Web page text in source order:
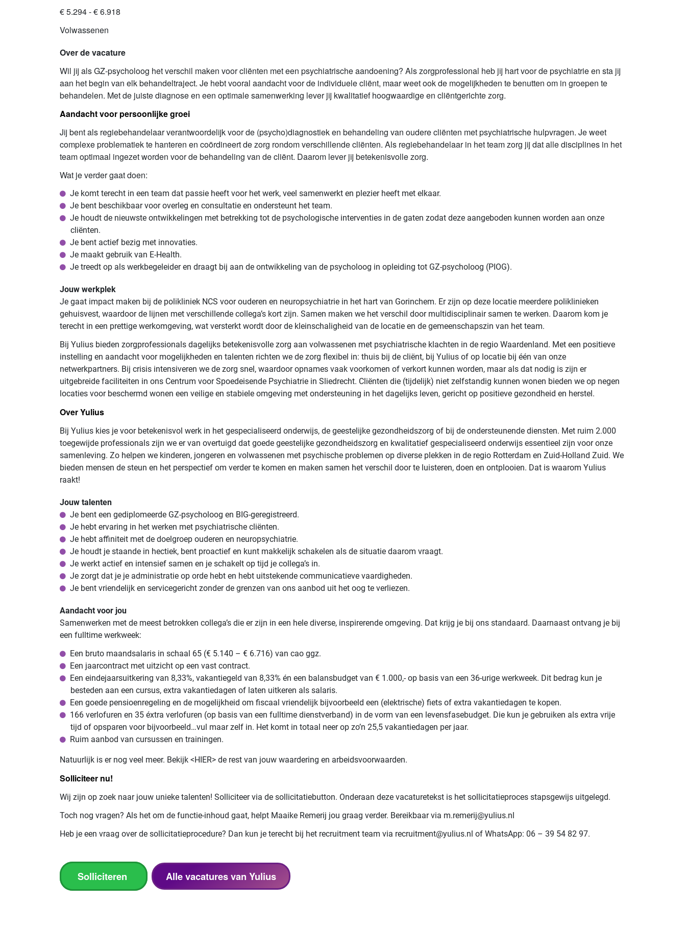
€ 5.294 - € 6.918
Volwassenen
Over de vacature
Wil jij als GZ-psycholoog het verschil maken voor cliënten met een psychiatrische aandoening? Als zorgprofessional heb jij hart voor de psychiatrie en sta jij
aan het begin van elk behandeltraject. Je hebt vooral aandacht voor de individuele cliënt, maar weet ook de mogelijkheden te benutten om in groepen te
behandelen. Met de juiste diagnose en een optimale samenwerking lever jij kwalitatief hoogwaardige en cliëntgerichte zorg.
Aandacht voor persoonlijke groei
Jij bent als regiebehandelaar verantwoordelijk voor de (psycho)diagnostiek en behandeling van oudere cliënten met psychiatrische hulpvragen. Je weet
complexe problematiek te hanteren en coördineert de zorg rondom verschillende cliënten. Als regiebehandelaar in het team zorg jij dat alle disciplines in het
team optimaal ingezet worden voor de behandeling van de cliënt. Daarom lever jij betekenisvolle zorg.
Wat je verder gaat doen:
Je komt terecht in een team dat passie heeft voor het werk, veel samenwerkt en plezier heeft met elkaar.
Je bent beschikbaar voor overleg en consultatie en ondersteunt het team.
Je houdt de nieuwste ontwikkelingen met betrekking tot de psychologische interventies in de gaten zodat deze aangeboden kunnen worden aan onze
cliënten.
Je bent actief bezig met innovaties.
Je maakt gebruik van E-Health.
Je treedt op als werkbegeleider en draagt bij aan de ontwikkeling van de psycholoog in opleiding tot GZ-psycholoog (PIOG).
Jouw werkplek
Je gaat impact maken bij de polikliniek NCS voor ouderen en neuropsychiatrie in het hart van Gorinchem. Er zijn op deze locatie meerdere poliklinieken
gehuisvest, waardoor de lijnen met verschillende collega’s kort zijn. Samen maken we het verschil door multidisciplinair samen te werken. Daarom kom je
terecht in een prettige werkomgeving, wat versterkt wordt door de kleinschaligheid van de locatie en de gemeenschapszin van het team.
Bij Yulius bieden zorgprofessionals dagelijks betekenisvolle zorg aan volwassenen met psychiatrische klachten in de regio Waardenland. Met een positieve
instelling en aandacht voor mogelijkheden en talenten richten we de zorg flexibel in: thuis bij de cliënt, bij Yulius of op locatie bij één van onze
netwerkpartners. Bij crisis intensiveren we de zorg snel, waardoor opnames vaak voorkomen of verkort kunnen worden, maar als dat nodig is zijn er
uitgebreide faciliteiten in ons Centrum voor Spoedeisende Psychiatrie in Sliedrecht. Cliënten die (tijdelijk) niet zelfstandig kunnen wonen bieden we op negen
locaties voor beschermd wonen een veilige en stabiele omgeving met ondersteuning in het dagelijks leven, gericht op positieve gezondheid en herstel.
Over Yulius
Bij Yulius kies je voor betekenisvol werk in het gespecialiseerd onderwijs, de geestelijke gezondheidszorg of bij de ondersteunende diensten. Met ruim 2.000
toegewijde professionals zijn we er van overtuigd dat goede geestelijke gezondheidszorg en kwalitatief gespecialiseerd onderwijs essentieel zijn voor onze
samenleving. Zo helpen we kinderen, jongeren en volwassenen met psychische problemen op diverse plekken in de regio Rotterdam en Zuid-Holland Zuid. We
bieden mensen de steun en het perspectief om verder te komen en maken samen het verschil door te luisteren, doen en ontplooien. Dat is waarom Yulius
raakt!
Jouw talenten
Je bent een gediplomeerde GZ-psycholoog en BIG-geregistreerd.
Je hebt ervaring in het werken met psychiatrische cliënten.
Je hebt affiniteit met de doelgroep ouderen en neuropsychiatrie.
Je houdt je staande in hectiek, bent proactief en kunt makkelijk schakelen als de situatie daarom vraagt.
Je werkt actief en intensief samen en je schakelt op tijd je collega’s in.
Je zorgt dat je je administratie op orde hebt en hebt uitstekende communicatieve vaardigheden.
Je bent vriendelijk en servicegericht zonder de grenzen van ons aanbod uit het oog te verliezen.
Aandacht voor jou
Samenwerken met de meest betrokken collega’s die er zijn in een hele diverse, inspirerende omgeving. Dat krijg je bij ons standaard. Daarnaast ontvang je bij
een fulltime werkweek:
Een bruto maandsalaris in schaal 65 (€ 5.140 – € 6.716) van cao ggz.
Een jaarcontract met uitzicht op een vast contract.
Een eindejaarsuitkering van 8,33%, vakantiegeld van 8,33% én een balansbudget van € 1.000,- op basis van een 36-urige werkweek. Dit bedrag kun je
besteden aan een cursus, extra vakantiedagen of laten uitkeren als salaris.
Een goede pensioenregeling en de mogelijkheid om fiscaal vriendelijk bijvoorbeeld een (elektrische) fiets of extra vakantiedagen te kopen.
166 verlofuren en 35 éxtra verlofuren (op basis van een fulltime dienstverband) in de vorm van een levensfasebudget. Die kun je gebruiken als extra vrije
tijd of opsparen voor bijvoorbeeld…vul maar zelf in. Het komt in totaal neer op zo’n 25,5 vakantiedagen per jaar.
Ruim aanbod van cursussen en trainingen.
Natuurlijk is er nog veel meer. Bekijk <HIER> de rest van jouw waardering en arbeidsvoorwaarden.
Solliciteer nu!
Wij zijn op zoek naar jouw unieke talenten! Solliciteer via de sollicitatiebutton. Onderaan deze vacaturetekst is het sollicitatieproces stapsgewijs uitgelegd.
Toch nog vragen? Als het om de functie-inhoud gaat, helpt Maaike Remerij jou graag verder. Bereikbaar via m.remerij@yulius.nl
Heb je een vraag over de sollicitatieprocedure? Dan kun je terecht bij het recruitment team via recruitment@yulius.nl of WhatsApp: 06 – 39 54 82 97.
Solliciteren Alle vacatures van Yulius